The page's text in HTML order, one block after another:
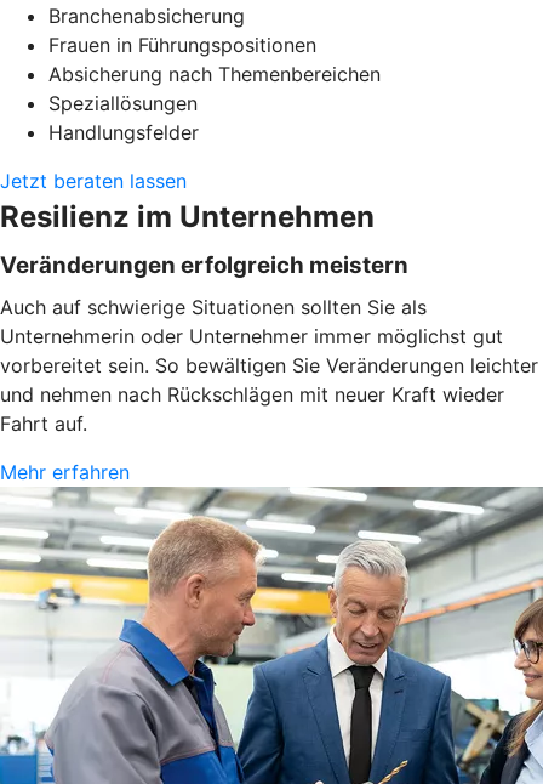
Branchenabsicherung
Frauen in Führungspositionen
Absicherung nach Themenbereichen
Speziallösungen
Handlungsfelder
Jetzt beraten lassen
Resilienz im Unternehmen
Veränderungen erfolgreich meistern
Auch auf schwierige Situationen sollten Sie als
Unternehmerin oder Unternehmer immer möglichst gut
vorbereitet sein. So bewältigen Sie Veränderungen leichter
und nehmen nach Rückschlägen mit neuer Kraft wieder
Fahrt auf.
Mehr erfahren